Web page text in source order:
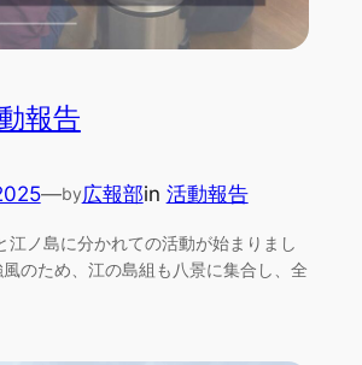
報告
—by広報部in 活動報告
江ノ島に分かれての活動が始まりまし
のため、江の島組も八景に集合し、全